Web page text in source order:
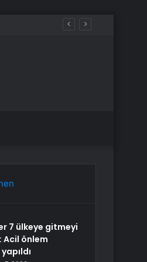
7 ülkeye gitmeyi
Acil önlem